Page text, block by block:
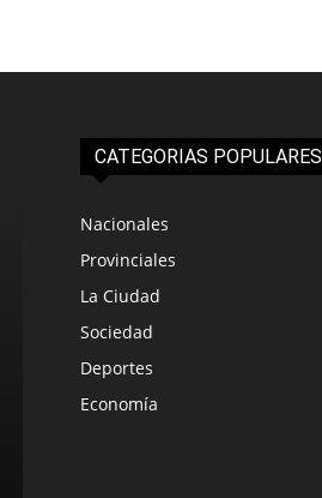
CATEGORIAS POPULARES
Nacionales
Provinciales
La Ciudad
Sociedad
Deportes
Economía